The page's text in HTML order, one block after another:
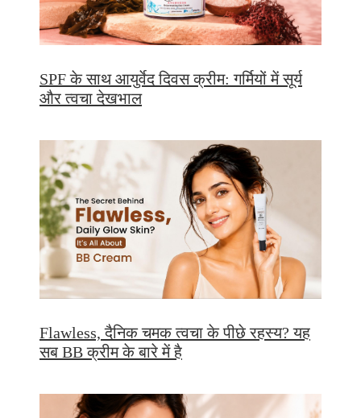
SPF के साथ आयुर्वेद दिवस क्रीम: गर्मियों में सूर्य
और त्वचा देखभाल
Flawless, दैनिक चमक त्वचा के पीछे रहस्य? यह
सब BB क्रीम के बारे में है